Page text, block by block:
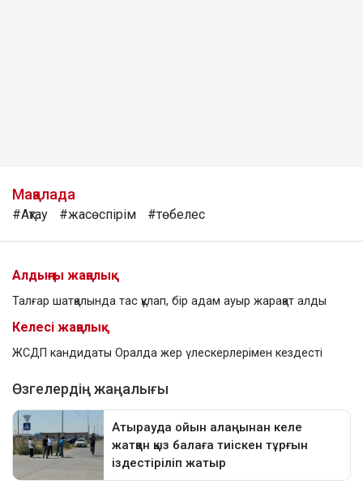
Мақалада
#Ақтау #жасөспірім #төбелес
Алдыңғы жаңалық
Талғар шатқалында тас құлап, бір адам ауыр жарақат алды
Келесі жаңалық
ЖСДП кандидаты Оралда жер үлескерлерімен кездесті